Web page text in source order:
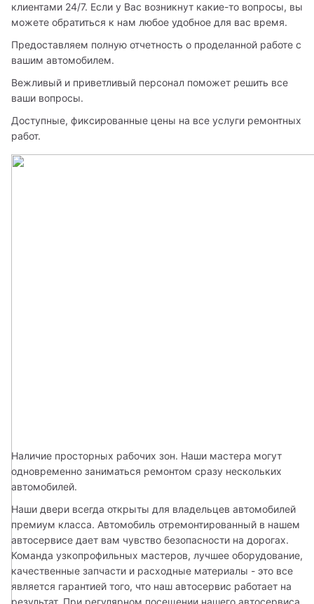
клиентами 24/7. Если у Вас возникнут какие-то вопросы, вы
можете обратиться к нам любое удобное для вас время.
Предоставляем полную отчетность о проделанной работе с
вашим автомобилем.
Вежливый и приветливый персонал поможет решить все
ваши вопросы.
Доступные, фиксированные цены на все услуги ремонтных
работ.
Наличие просторных рабочих зон. Наши мастера могут
одновременно заниматься ремонтом сразу нескольких
автомобилей.
Наши двери всегда открыты для владельцев автомобилей
премиум класса. Автомобиль отремонтированный в нашем
автосервисе дает вам чувство безопасности на дорогах.
Команда узкопрофильных мастеров, лучшее оборудование,
качественные запчасти и расходные материалы - это все
является гарантией того, что наш автосервис работает на